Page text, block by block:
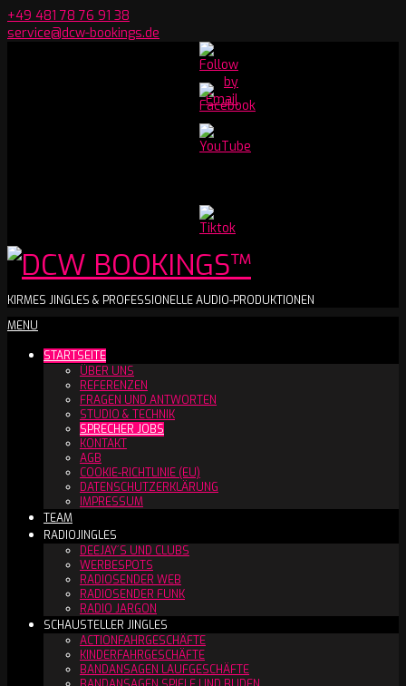
Skip
to
+49 481 78 76 91 38
service@dcw-bookings.de
Youtube
Channel
DCW
BOOKINGS™
KIRMES JINGLES & PROFESSIONELLE AUDIO-PRODUKTIONEN
Secondary
Menu
MENU
STARTSEITE
ÜBER UNS
REFERENZEN
FRAGEN UND ANTWORTEN
STUDIO & TECHNIK
SPRECHER JOBS
KONTAKT
AGB
COOKIE-RICHTLINIE (EU)
DATENSCHUTZERKLÄRUNG
IMPRESSUM
TEAM
RADIOJINGLES
DEEJAY´S UND CLUBS
WERBESPOTS
RADIOSENDER WEB
RADIOSENDER FUNK
RADIO JARGON
SCHAUSTELLER JINGLES
ACTIONFAHRGESCHÄFTE
KINDERFAHRGESCHÄFTE
BANDANSAGEN LAUFGESCHÄFTE